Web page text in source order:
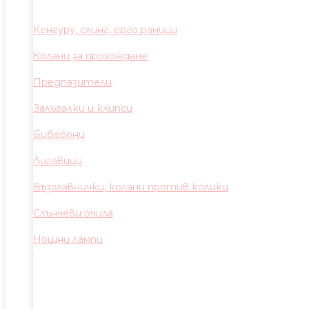
Кенгуру, слинг, ерго раници
Колани за прохождане
Предпазители
Залъгалки и клипси
Биберони
Лигавици
Възглавнички, колани против колики
Слънчеви очила
Нощни лампи